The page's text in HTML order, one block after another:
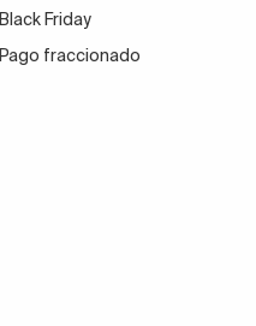
Black Friday
Pago fraccionado